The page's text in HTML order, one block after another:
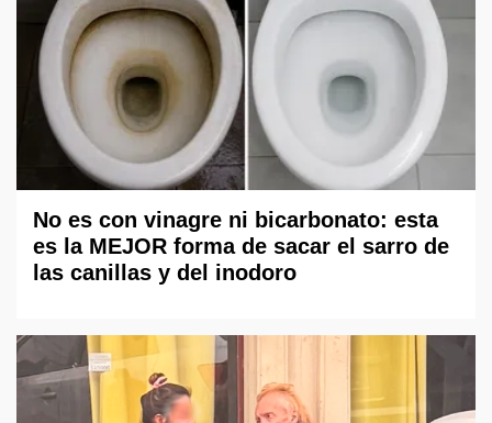
No es con vinagre ni bicarbonato: esta
es la MEJOR forma de sacar el sarro de
las canillas y del inodoro